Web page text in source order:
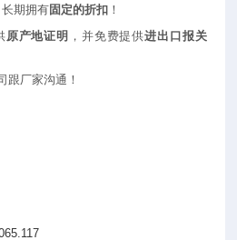
期拥有固定的折扣 ！
原产地证明 ，并免费提供进出口报关
跟厂家沟通！